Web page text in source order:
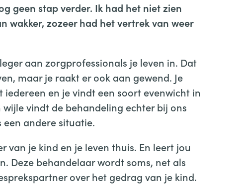
geen stap verder. Ik had het niet zien
wakker, zozeer had het vertrek van weer
aan zorgprofessionals je leven in. Dat
maar je raakt er ook aan gewend. Je
en je vindt een soort evenwicht in
vindt de behandeling echter bij ons
andere situatie.
van je kind en je leven thuis. En leert jou
Deze behandelaar wordt soms, net als
over het gedrag van je kind.